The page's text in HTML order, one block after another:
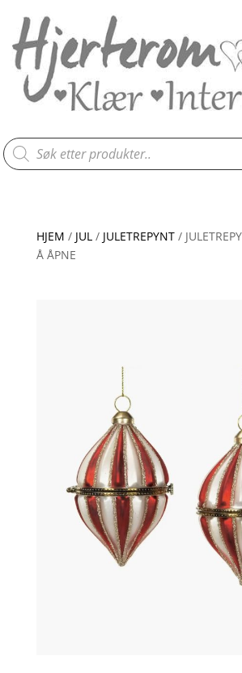
Products
search
HJEM / JUL/ JULETREPYNT/
Å ÅPNE